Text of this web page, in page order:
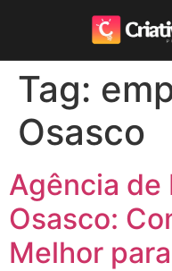
Tag:
Osasco
Agência de
Osasco:
Melhor